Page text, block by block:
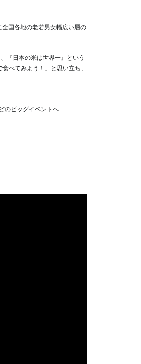
国各地の老若男女幅広い層の
『日本の米は世界一』という
べてみよう！」と思い立ち、
のビッグイベントへ